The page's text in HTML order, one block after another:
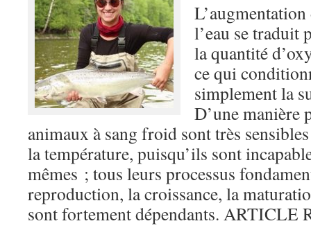
l’eau se traduit
la quantité
ce qui
simplement la
D’une manière
animaux à sang froid sont très
la température, puisqu’ils sont
mêmes ; tous leurs processus
reproduction, la croissance, la
sont fortement dépendants.